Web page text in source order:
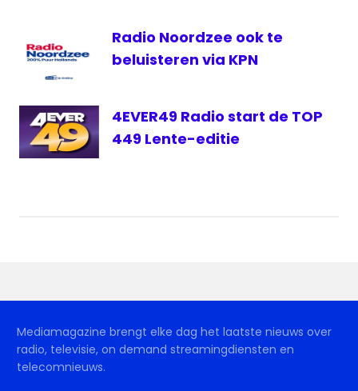
Radio Noordzee ook te
beluisteren via KPN
4EVER49 Radio start de TOP
449 Lente-editie
Mediamagazine brengt elke dag het laatste nieuws over
radio, televisie, on demand streamingdiensten en
telecomnieuws.